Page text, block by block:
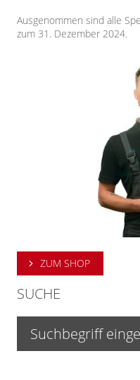
Ausgenommen sind alle
zum 31. Dezember 2024.
ZUM SHOP
SUCHE